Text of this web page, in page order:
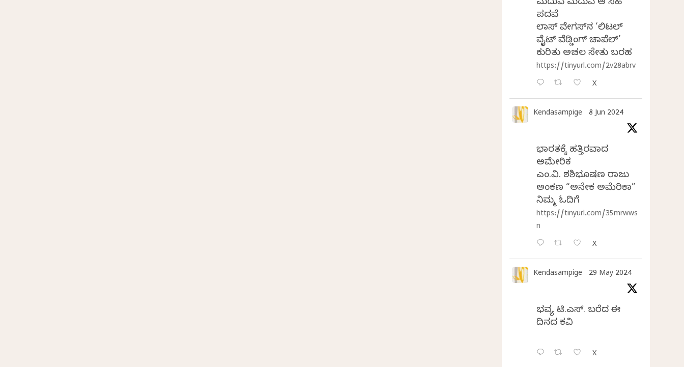
ಮದುವೆ ಮದುವೆ ಆ ಸಿಹಿ
ಪದವೆ
ಲಾಸ್‌ ವೇಗಸ್‌ನ ‘ಲಿಟಲ್
ವೈಟ್ ವೆಡ್ಡಿಂಗ್ ಚಾಪೆಲ್’
ಕುರಿತು ಅಚಲ ಸೇತು ಬರಹ
https://tinyurl.com/2v28abrv
X
Kendasampige 8 Jun 2024
ಭಾರತಕ್ಕೆ ಹತ್ತಿರವಾದ
ಅಮೇರಿಕ
ಎಂ.ವಿ. ಶಶಿಭೂಷಣ ರಾಜು
ಅಂಕಣ “ಅನೇಕ ಅಮೆರಿಕಾ”
ನಿಮ್ಮ ಓದಿಗೆ
https://tinyurl.com/35mrwws
n
X
Kendasampige 29 May 2024
ಭವ್ಯ ಟಿ.ಎಸ್. ಬರೆದ ಈ
ದಿನದ ಕವಿತೆ
X